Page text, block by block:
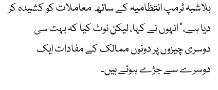
بلاشبہ ٹرمپ انتظامیہ کے ساتھ معاملات کو کشیدہ کر
دیا ہے،” انہوں نے کہا، لیکن نوٹ کیا کہ بہت سی
دوسری چیزوں پر دونوں ممالک کے مفادات ایک
دوسرے سے جڑے ہوئے ہیں۔